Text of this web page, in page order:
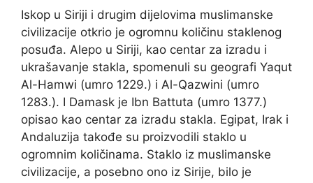
Iskop u Siriji i drugim dijelovima muslimanske
civilizacije otkrio je ogromnu količinu staklenog
posuđa. Alepo u Siriji, kao centar za izradu i
ukrašavanje stakla, spomenuli su geografi Yaqut
Al-Hamwi (umro 1229.) i Al-Qazwini (umro
1283.). I Damask je Ibn Battuta (umro 1377.)
opisao kao centar za izradu stakla. Egipat, Irak i
Andaluzija takođe su proizvodili staklo u
ogromnim količinama. Staklo iz muslimanske
civilizacije, a posebno ono iz Sirije, bilo je